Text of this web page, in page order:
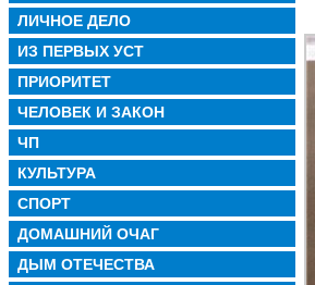
ЛИЧНОЕ ДЕЛО
ИЗ ПЕРВЫХ УСТ
ПРИОРИТЕТ
ЧЕЛОВЕК И ЗАКОН
ЧП
КУЛЬТУРА
СПОРТ
ДОМАШНИЙ ОЧАГ
ДЫМ ОТЕЧЕСТВА